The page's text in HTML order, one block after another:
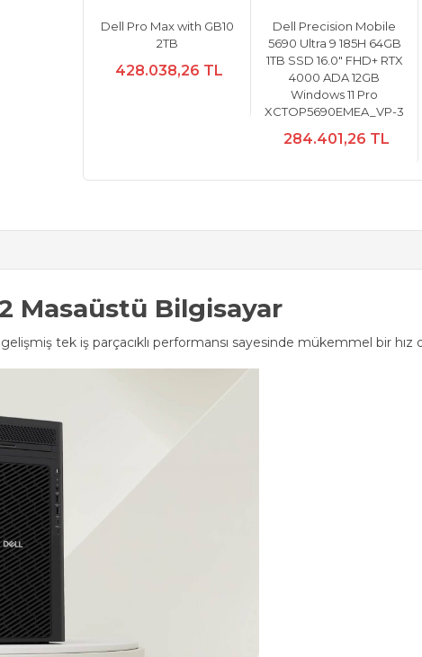
Dell Pro Max with GB10
2TB
428.038,26 TL
Dell Precision Mobile
5690 Ultra 9 185H 64GB
1TB SSD 16.0" FHD+ RTX
4000 ADA 12GB
Windows 11 Pro
XCTOP5690EMEA_VP-3
284.401,26 TL
Masaüstü Bilgisayar
tek iş parçacıklı performansı sayesinde mükemmel bir hız